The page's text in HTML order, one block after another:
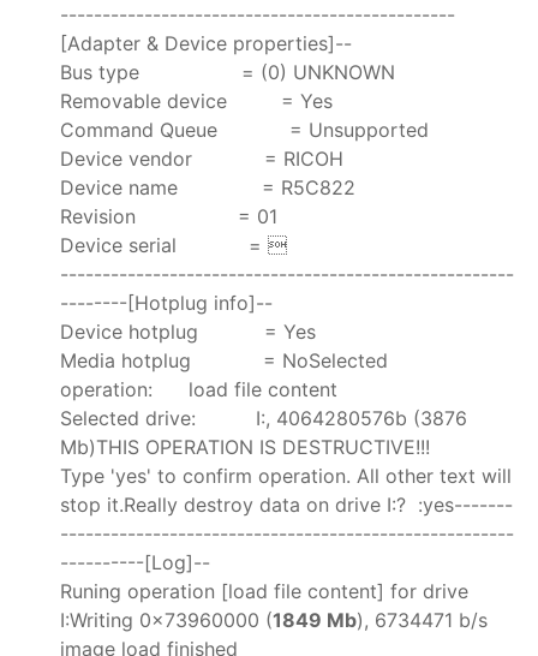
-----------------------------------------------
[Adapter & Device properties]--
Bus type = (0) UNKNOWN
Removable device = Yes
Command Queue = Unsupported
Device vendor = RICOH
Device name = R5C822
Revision = 01
Device serial = 
------------------------------------------------------
--------[Hotplug info]--
Device hotplug = Yes
Media hotplug = NoSelected
operation: load file content
Selected drive: I:, 4064280576b (3876
Mb)THIS OPERATION IS DESTRUCTIVE!!!
Type 'yes' to confirm operation. All other text will
stop it.Really destroy data on drive I:? :yes-------
------------------------------------------------------
----------[Log]--
Runing operation [load file content] for drive
I:Writing 0x73960000 (1849 Mb), 6734471 b/s
image load finished